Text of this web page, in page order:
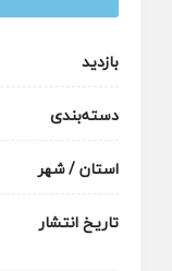
بازدید
دسته‌بندی
استان / شهر
تاریخ انتشار